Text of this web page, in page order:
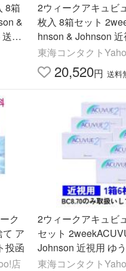
8箱
&
料
2ウィークアキュビ
枚入 8箱セット
hnson & Johnson
ット送料無料
東海コンタクト
20,520円 送料
ク
ア
投函
店
2ウィークアキュビ
セット
Johnson 近視用 ゆ
無料
東海コンタクト